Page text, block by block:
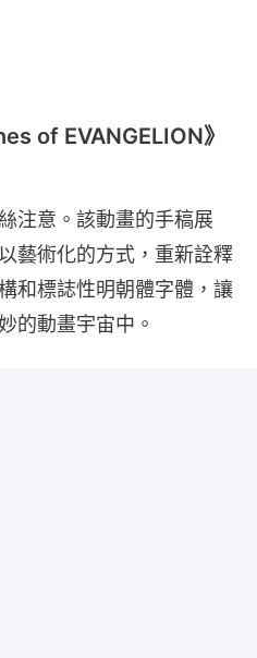
of EVANGELION》
注意。該動畫的手稿展
藝術化的方式，重新詮釋
和標誌性明朝體字體，讓
的動畫宇宙中。